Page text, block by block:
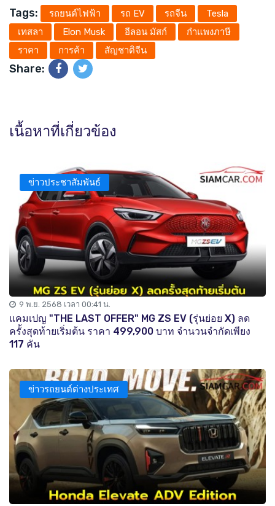
Tags: รถยนต์ไฟฟ้า รถ EV รถจีน
Tesla
เทสลา
Elon Musk อีลอน มัสก์
กำแพงภาษี
ราคา
การค้า สัญชาติจีน
Share:
เนื้อหาที่เกี่ยวข้อง
ข่าวประชาสัมพันธ์
9 พ.ย. 2568 เวลา 00:41 น.
แคมเปญ "THE LAST OFFER" MG ZS EV (รุ่นย่อย X) ลด
ครั้งสุดท้ายเริ่มต้น ราคา 499,900 บาท จำนวนจำกัดเพียง
117 คัน
ข่าวรถยนต์ต่างประเทศ